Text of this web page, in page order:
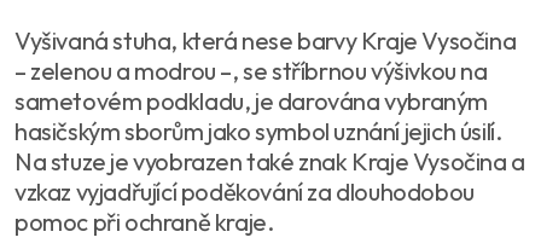
Vyšivaná stuha, která nese barvy Kraje Vysočina
– zelenou a modrou –, se stříbrnou výšivkou na
sametovém podkladu, je darována vybraným
hasičským sborům jako symbol uznání jejich úsilí.
Na stuze je vyobrazen také znak Kraje Vysočina a
vzkaz vyjadřující poděkování za dlouhodobou
pomoc při ochraně kraje.